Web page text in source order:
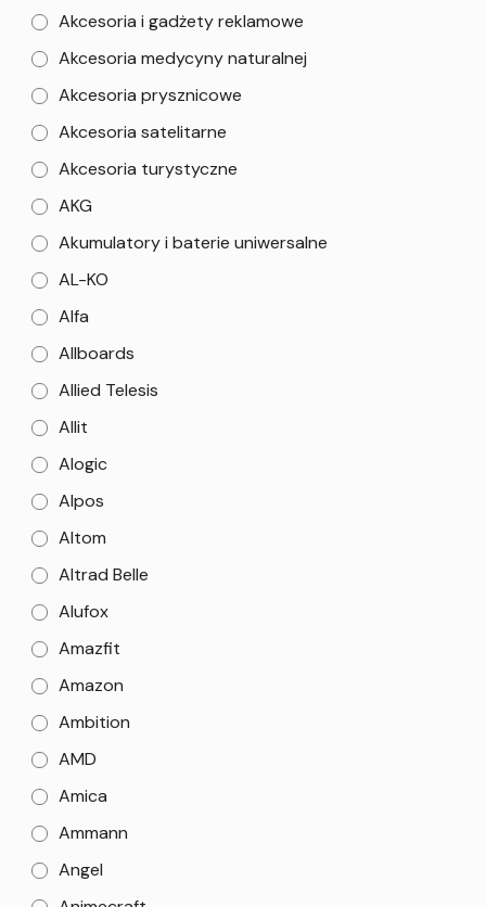
Akcesoria i gadżety reklamowe
Akcesoria medycyny naturalnej
Akcesoria prysznicowe
Akcesoria satelitarne
Akcesoria turystyczne
AKG
Akumulatory i baterie uniwersalne
AL-KO
Alfa
Allboards
Allied Telesis
Allit
Alogic
Alpos
Altom
Altrad Belle
Alufox
Amazfit
Amazon
Ambition
AMD
Amica
Ammann
Angel